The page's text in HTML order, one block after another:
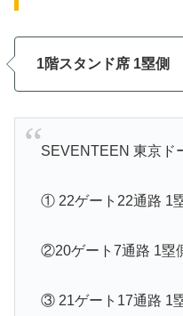
1階スタンド席 1塁側
SEVENTEEN 東京ド
① 22ゲート22通路 1
②20ゲート7通路 1塁
③ 21ゲート17通路 1